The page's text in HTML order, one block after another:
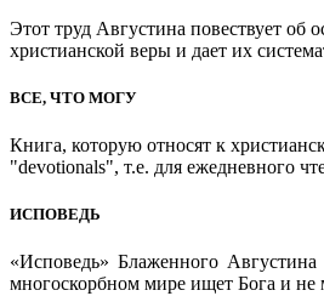
Этот труд Августина повествует об
христианской веры и дает их
ВСЕ, ЧТО МОГУ
Книга, которую относят к
"devotionals", т.е. для ежедневного
ИСПОВЕДЬ
«Исповедь» Блаженного
многоскорбном мире ищет Бога и не